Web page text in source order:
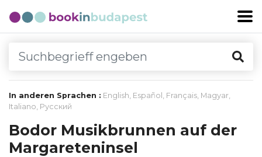
In anderen Sprachen : English, Español , Français, Magyar,
Italiano, Русский
Bodor Musikbrunnen auf der
Margareteninsel